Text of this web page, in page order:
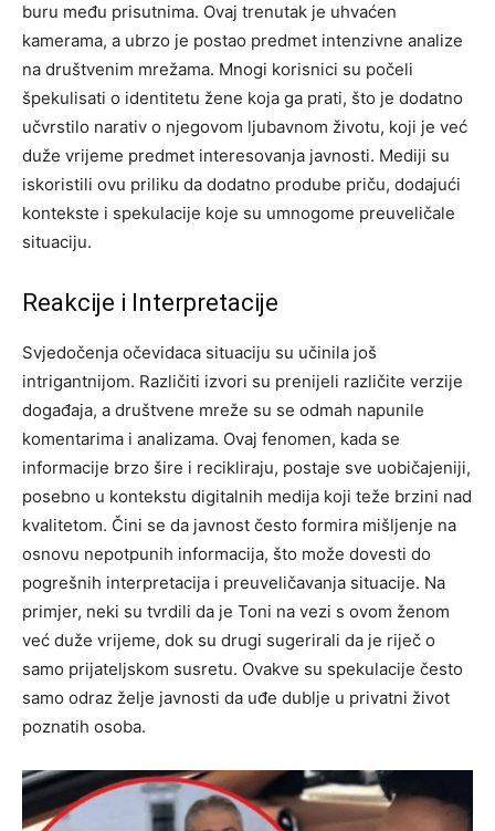
buru među prisutnima. Ovaj trenutak je uhvaćen
kamerama, a ubrzo je postao predmet intenzivne analize
na društvenim mrežama. Mnogi korisnici su počeli
špekulisati o identitetu žene koja ga prati, što je dodatno
učvrstilo narativ o njegovom ljubavnom životu, koji je već
duže vrijeme predmet interesovanja javnosti. Mediji su
iskoristili ovu priliku da dodatno prodube priču, dodajući
kontekste i spekulacije koje su umnogome preuveličale
situaciju.
Reakcije i Interpretacije
Svjedočenja očevidaca situaciju su učinila još
intrigantnijom. Različiti izvori su prenijeli različite verzije
događaja, a društvene mreže su se odmah napunile
komentarima i analizama. Ovaj fenomen, kada se
informacije brzo šire i recikliraju, postaje sve uobičajeniji,
posebno u kontekstu digitalnih medija koji teže brzini nad
kvalitetom. Čini se da javnost često formira mišljenje na
osnovu nepotpunih informacija, što može dovesti do
pogrešnih interpretacija i preuveličavanja situacije. Na
primjer, neki su tvrdili da je Toni na vezi s ovom ženom
već duže vrijeme, dok su drugi sugerirali da je riječ o
samo prijateljskom susretu. Ovakve su spekulacije često
samo odraz želje javnosti da uđe dublje u privatni život
poznatih osoba.